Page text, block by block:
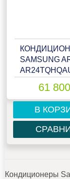
SAMSUNG
61
В
Кондиционеры